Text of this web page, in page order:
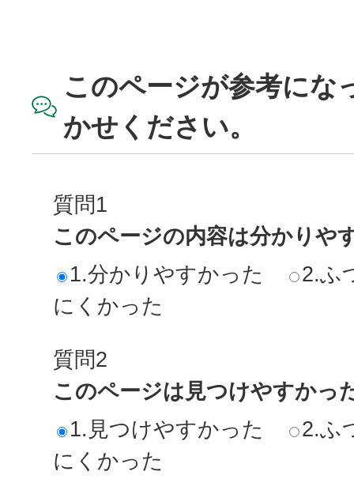
このページが参考にな
かせください。
質問1
このページの内容は分かりや
1.分かりやすかった
2.ふ
にくかった
質問2
このページは見つけやすかっ
1.見つけやすかった
2.ふ
にくかった